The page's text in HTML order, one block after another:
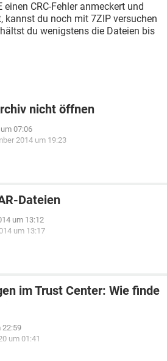
CRC-Fehler anmeckert und
kannst du noch mit 7ZIP versuchen
du wenigstens die Dateien bis
nicht öffnen
07:06
2014 um 19:23
Dateien
um 13:12
um 13:17
im Trust Center: Wie finde
22:59
um 01:41